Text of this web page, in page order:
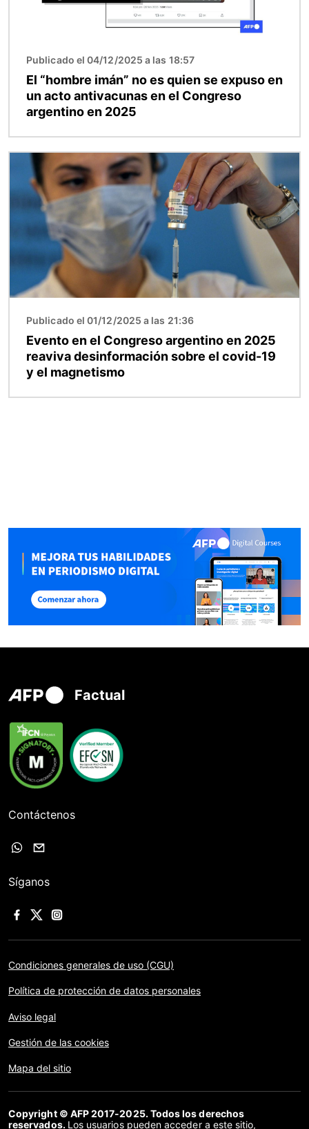
Publicado el 04/12/2025 a las 18:57
El “hombre imán” no es quien se expuso en
un acto antivacunas en el Congreso
argentino en 2025
Imagen
Publicado el 01/12/2025 a las 21:36
Evento en el Congreso argentino en 2025
reaviva desinformación sobre el covid-19
y el magnetismo
Factual
Contáctenos
Síganos
Condiciones generales de uso (CGU)
Política de protección de datos personales
Aviso legal
Gestión de las cookies
Mapa del sitio
Copyright © AFP 2017-2025. Todos los derechos
reservados. Los usuarios pueden acceder a este sitio,